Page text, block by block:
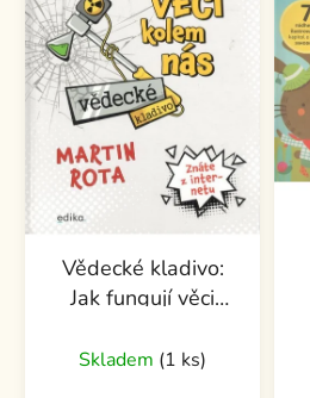
Vědecké kladivo:
Jak fungují věci
Skladem (1 ks)